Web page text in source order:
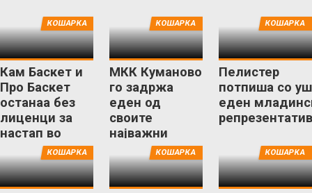
Кам Баскет и
Про Баскет
останаа без
лиценци за
настап во
Првата лига
КОШАРКА
МКК Куманово
го задржа
еден од
своите
најважни
кошаркари
КОШАРКА
Пелистер
потпиша со
еден
КОШАРКА
КОШАРКА КОШАРКА КОШАРКА